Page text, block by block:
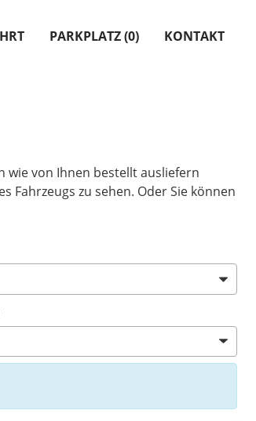
PARKPLATZ (0) KONTAKT
wie von Ihnen bestellt ausliefern
Fahrzeugs zu sehen. Oder Sie können